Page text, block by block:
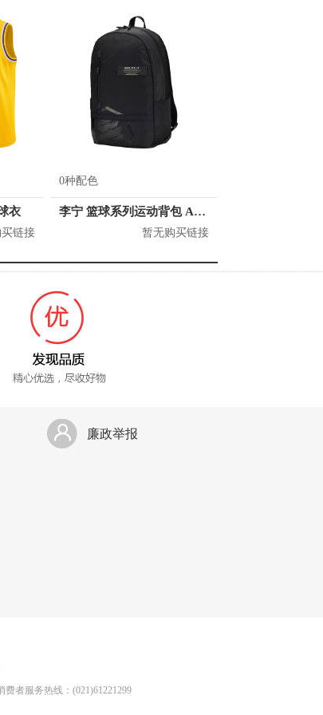
衣
链接
0种配色
李宁 篮球系列运动背包 ABSQ064
暂无购买链接
廉政举报
费者服务热线：(021)61221299